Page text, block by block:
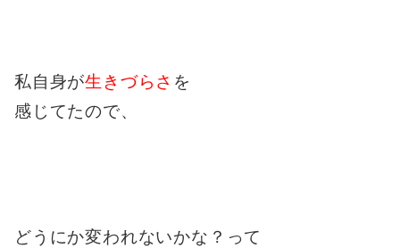
私自身が生きづらさ を
感じてたので、
どうにか変われないかな？って